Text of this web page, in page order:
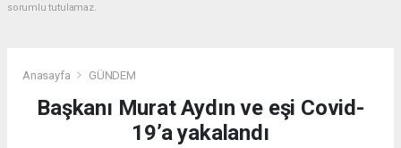
sorumlu tutulamaz.
Anasayfa GÜNDEM
Başkanı Murat Aydın ve eşi Covid-
19’a yakalandı